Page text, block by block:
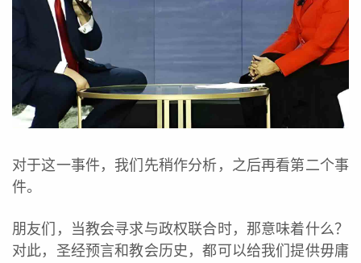
对于这一事件，我们先稍作分析，之后再看第二个事
件。
朋友们，当教会寻求与政权联合时，那意味着什么？
对此，圣经预言和教会历史，都可以给我们提供毋庸